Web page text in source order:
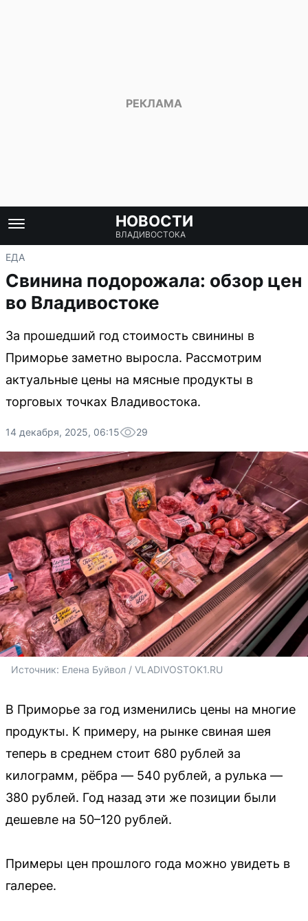
НОВОСТИ
ВЛАДИВОСТОКА
ЕДА
Свинина подорожала: обзор цен
во Владивостоке
За прошедший год стоимость свинины в
Приморье заметно выросла. Рассмотрим
актуальные цены на мясные продукты в
торговых точках Владивостока.
14 декабря, 2025, 06:15 29
Источник: Елена Буйвол / VLADIVOSTOK1.RU
В Приморье за год изменились цены на многие
продукты. К примеру, на рынке свиная шея
теперь в среднем стоит 680 рублей за
килограмм, рёбра — 540 рублей, а рулька —
380 рублей. Год назад эти же позиции были
дешевле на 50–120 рублей.
Примеры цен прошлого года можно увидеть в
галерее.